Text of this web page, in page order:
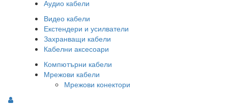
Аудио кабели
Видео кабели
Екстендери и усилватели
Захранващи кабели
Кабелни аксесоари
Компютърни кабели
Мрежови кабели
Мрежови конектори